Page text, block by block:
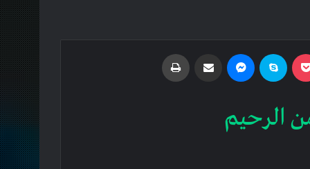
Pocket
Skype
Share via Email
الرحیم